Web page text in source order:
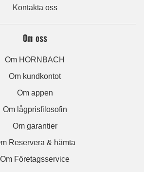
Kontakta oss
Om oss
Om HORNBACH
Om kundkontot
Om appen
Om lågprisfilosofin
Om garantier
Reservera & hämta
Om Företagsservice